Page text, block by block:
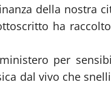
della nostra
ha
per
dal vivo che